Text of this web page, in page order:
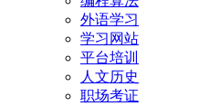
外语学习
学习网站
平台培训
人文历史
职场考证